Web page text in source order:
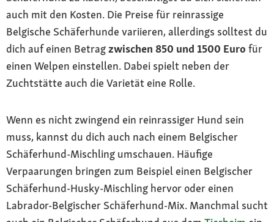
auch mit den Kosten. Die Preise für reinrassige
Belgische Schäferhunde variieren, allerdings solltest du
dich auf einen Betragzwischen 850 und 1500 Euro für
einen Welpen einstellen. Dabei spielt neben der
Zuchtstätte auch die Varietät eine Rolle.
Wenn es nicht zwingend ein reinrassiger Hund sein
muss, kannst du dich auch nach einem Belgischer
Schäferhund-Mischling umschauen. Häufige
Verpaarungen bringen zum Beispiel einen Belgischer
Schäferhund-Husky-Mischling hervor oder einen
Labrador-Belgischer Schäferhund-Mix. Manchmal sucht